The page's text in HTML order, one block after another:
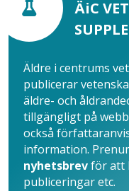
ÄiC
Äldre i centrums
publicerar
äldre- och
tillgängligt på
också
information.
nyhetsbrevför att
publiceringar etc.